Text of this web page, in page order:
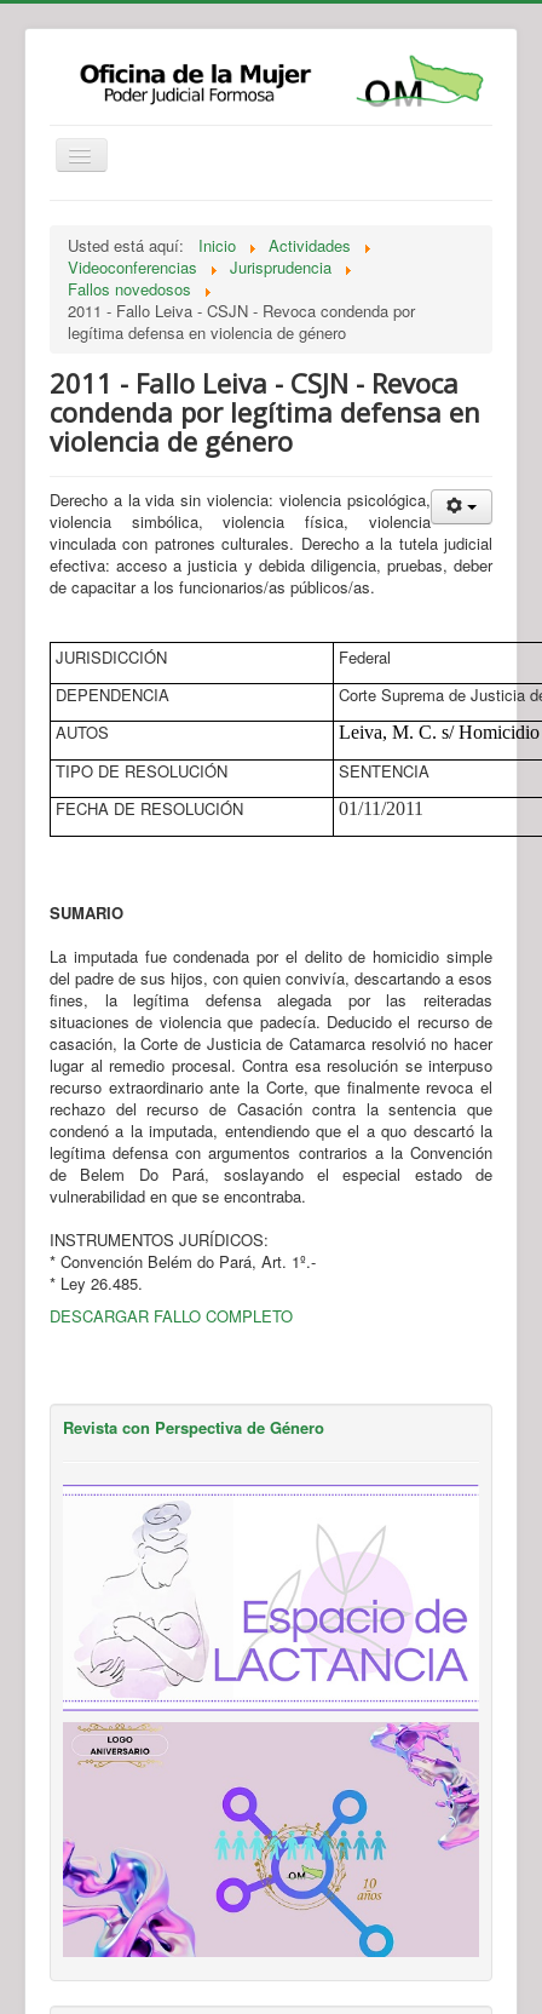
Legislación
Novedades
Recursos y Servicios de Atención
Usted está aquí: Inicio
Actividades
Videoconferencias
Jurisprudencia
Fallos novedosos
2011 - Fallo Leiva - CSJN - Revoca condenda por
legítima defensa en violencia de género
2011 - Fallo Leiva - CSJN - Revoca
condenda por legítima defensa en
violencia de género
Derecho a la vida sin violencia: violencia psicológica,
violencia simbólica, violencia física, violencia
vinculada con patrones culturales. Derecho a la tutela judicial
efectiva: acceso a justicia y debida diligencia, pruebas, deber
de capacitar a los funcionarios/as públicos/as.
JURISDICCIÓN
Federal
DEPENDENCIA
Corte Suprema de Justicia
AUTOS
Leiva, M. C. s/ Homicidio
TIPO DE RESOLUCIÓN
SENTENCIA
FECHA DE RESOLUCIÓN
01/11/2011
SUMARIO
La imputada fue condenada por el delito de homicidio simple
del padre de sus hijos, con quien convivía, descartando a esos
fines, la legítima defensa alegada por las reiteradas
situaciones de violencia que padecía. Deducido el recurso de
casación, la Corte de Justicia de Catamarca resolvió no hacer
lugar al remedio procesal. Contra esa resolución se interpuso
recurso extraordinario ante la Corte, que finalmente revoca el
rechazo del recurso de Casación contra la sentencia que
condenó a la imputada, entendiendo que el a quo descartó la
legítima defensa con argumentos contrarios a la Convención
de Belem Do Pará, soslayando el especial estado de
vulnerabilidad en que se encontraba.
INSTRUMENTOS JURÍDICOS:
* Convención Belém do Pará, Art. 1º.-
* Ley 26.485.
DESCARGAR FALLO COMPLETO
Revista con Perspectiva de Género